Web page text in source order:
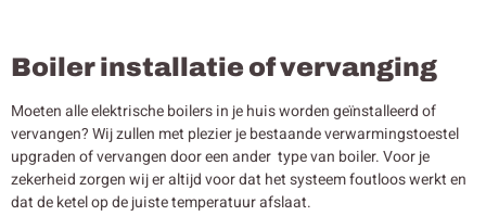
Boiler installatie of vervanging
Moeten alle elektrische boilers in je huis worden geïnstalleerd of
vervangen? Wij zullen met plezier je bestaande verwarmingstoestel
upgraden of vervangen door een ander type van boiler. Voor je
zekerheid zorgen wij er altijd voor dat het systeem foutloos werkt en
dat de ketel op de juiste temperatuur afslaat.